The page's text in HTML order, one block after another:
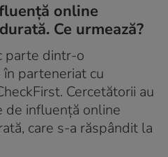
online
Ce urmează?
parte dintr-o
parteneriat cu
Cercetătorii au
de influență online
care s-a răspândit la